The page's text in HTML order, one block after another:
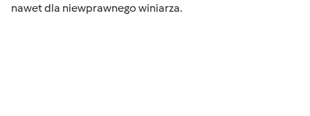
nawet dla niewprawnego winiarza.